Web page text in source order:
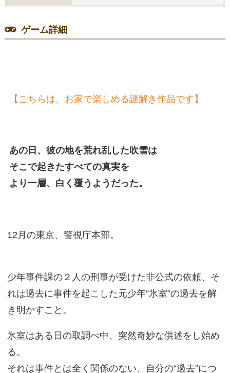
ゲーム詳細
【こちらは、お家で楽しめる謎解き作品です】
あの日、彼の地を荒れ乱した吹雪は
そこで起きたすべての真実を
より一層、白く覆うようだった。
12月の東京、警視庁本部。
少年事件課の２人の刑事が受けた非公式の依頼、そ
れは過去に事件を起こした元少年“氷室”の過去を解
き明かすこと。
氷室はある日の取調べ中、突然奇妙な供述をし始め
る。
それは事件とは全く関係のない、自分の“過去”につ